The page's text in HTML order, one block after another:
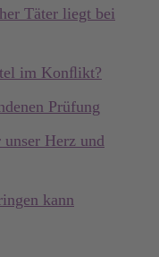
Täter liegt bei
im Konﬂikt?
Prüfung
Herz und
kann